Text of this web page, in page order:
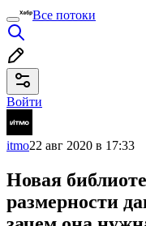
Все потоки
Войти
itmo22 авг 2020 в 17:33
Новая
размерности